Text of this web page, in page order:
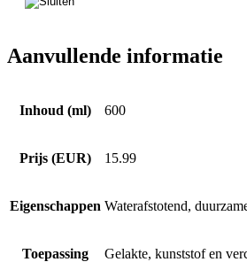
Aanvullende informatie
Inhoud (ml) 600
Prijs (EUR) 15.99
Eigenschappen Waterafstotend,
Toepassing Gelakte, kunststof en